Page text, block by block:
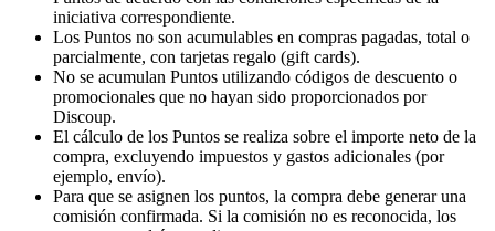
iniciativa correspondiente.
Los Puntos no son acumulables en compras pagadas, total o
parcialmente, con tarjetas regalo (gift cards).
No se acumulan Puntos utilizando códigos de descuento o
promocionales que no hayan sido proporcionados por
Discoup.
El cálculo de los Puntos se realiza sobre el importe neto de la
compra, excluyendo impuestos y gastos adicionales (por
ejemplo, envío).
Para que se asignen los puntos, la compra debe generar una
comisión confirmada. Si la comisión no es reconocida, los